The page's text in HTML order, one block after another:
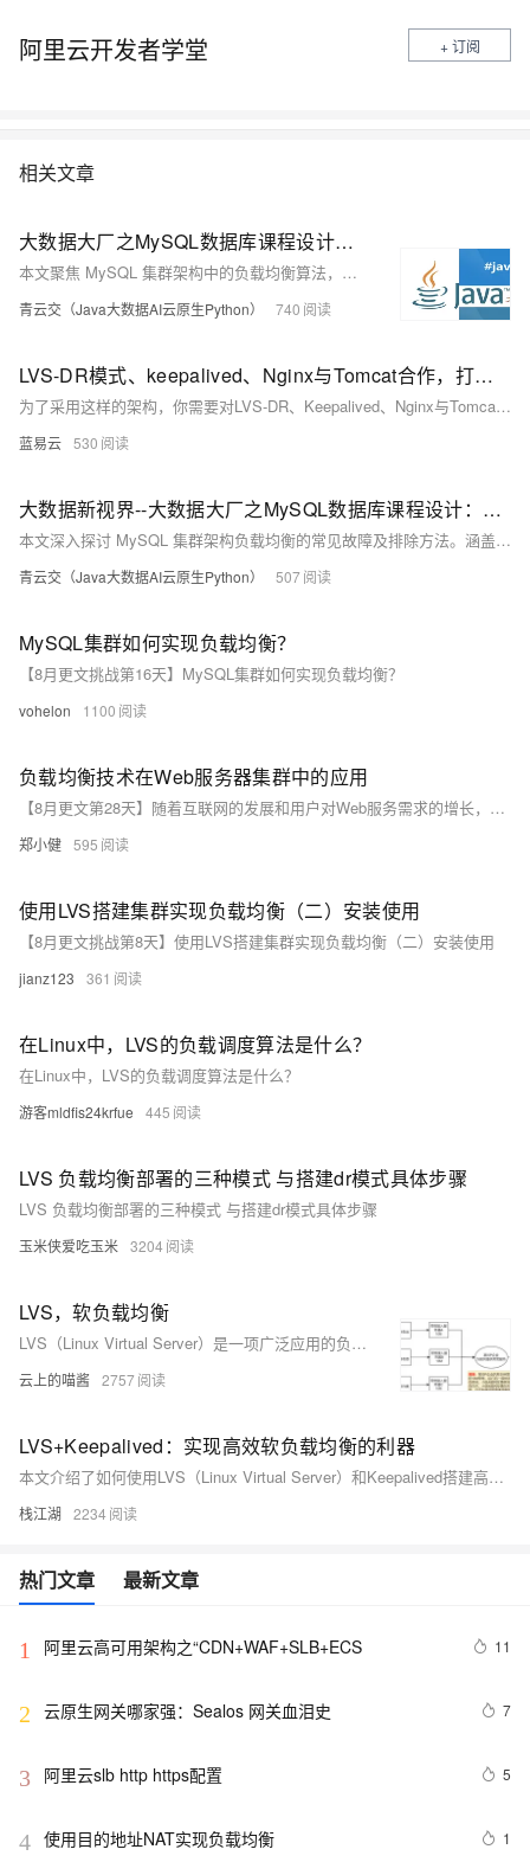
阿里云开发者学堂 + 订阅
相关文章
大数据大厂之MySQL数据库课程设计：揭秘MySQL集群架构负载均衡核心算法：从理论到Java代码实战，让你的数据库性能飙升！
本文聚焦 MySQL 集群架构中的负载均衡算法，阐述其重要性。详细介绍轮询、加权轮询、最少连接、加权最少连接、随机、源地址哈希等常用算法，分析各自优缺点及适用场景。并提供 Java 语言代码实现示例，助力直观理解。文章结构清晰，语言通俗易懂，对理解和应用负载均衡算法具有实用价值和参考价值。
青云交（Java大数据AI云原生Python） 740
LVS-DR模式、keepalived、Nginx与Tomcat合作，打造动静分离，高效负载均衡与高可用性
为了采用这样的架构，你需要对LVS-DR、Keepalived、Nginx与Tomcat有一定的理解和掌握，同时也需要投入一些时间去研究和配置，但是一旦你把它运行起来，你将会发现，这一切都是值得的。
蓝易云 530
大数据新视界--大数据大厂之MySQL数据库课程设计：MySQL集群架构负载均衡故障排除与解决方案
本文深入探讨 MySQL 集群架构负载均衡的常见故障及排除方法。涵盖请求分配不均、节点无法响应、负载均衡器故障等现象，介绍多种负载均衡算法及故障排除步骤，包括检查负载均衡器状态、调整算法、诊断修复节点故障等。还阐述了预防措施与确保系统稳定性的方法，如定期监控维护、备份恢复策略、团队协作与知识管理等。为确保 MySQL 数据库系统高可用性提供全面指导。
青云交（Java大数据AI云原生Python） 507
MySQL集群如何实现负载均衡？
【8月更文挑战第16天】MySQL集群如何实现负载均衡？
vohelon 1100
负载均衡技术在Web服务器集群中的应用
【8月更文第28天】随着互联网的发展和用户对Web服务需求的增长，单台服务器很难满足大规模访问的需求。为了提高系统的稳定性和扩展性，通常会采用Web服务器集群的方式。在这种架构中，负载均衡器扮演着至关重要的角色，它能够合理地分配客户端请求到不同的后端服务器上，从而实现资源的最优利用。
郑小健 595
使用LVS搭建集群实现负载均衡（二）安装使用
【8月更文挑战第8天】使用LVS搭建集群实现负载均衡（二）安装使用
jianz123 361
在Linux中，LVS的负载调度算法是什么？
在Linux中，LVS的负载调度算法是什么？
游客mldfis24krfue 445
LVS 负载均衡部署的三种模式 与搭建dr模式具体步骤
LVS 负载均衡部署的三种模式 与搭建dr模式具体步骤
玉米侠爱吃玉米 3204
LVS，软负载均衡
LVS（Linux Virtual Server）是一项广泛应用的负载均衡技术，由章文嵩博士于1998年发起，自Linux 2.4.24版本起成为官方内核的一部分。LVS通过四层负载均衡技术实现高性能、高可用的服务器集群，支持多种调度算法和工作模式（如D-NAT、full-NAT、IP隧道、DR），适用于HTTP、数据库等应用。相比7层负载均衡器（如Nginx、HAProxy），LVS具有更高的并发处理能力和更低的资源消耗，适合大规模流量分发。本期文章详细介绍了LVS的工作原理、优势与不足，并对比了常见的负载均衡产品，帮助读者根据具体需求选择合适的解决方案。
云上的喵酱 2757
LVS+Keepalived：实现高效软负载均衡的利器
本文介绍了如何使用LVS（Linux Virtual Server）和Keepalived搭建高可用负载均衡集群。LVS通过不同调度算法将请求转发给后端服务器，而Keepalived基于VRRP协议实现服务高可用，避免IP单点故障。具体步骤包括环境准备、安装配置ipvsadm和Keepalived、启动服务及测试。文中还详细解释了配置文件中的关键参数，并提供了故障转移测试方法。最后，文章简要对比了软件、硬件和云负载均衡方案的特点，帮助读者选择合适的负载均衡策略。
栈江湖 2234
热门文章 最新文章
1 阿里云高可用架构之“CDN+WAF+SLB+ECS 11
2 云原生网关哪家强：Sealos 网关血泪史 7
3 阿里云slb http https配置 5
4 使用目的地址NAT实现负载均衡 1